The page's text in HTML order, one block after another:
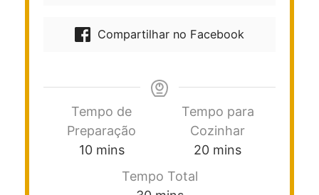
Compartilhar no Facebook
Tempo de
Preparação
10 mins
Tempo para
Cozinhar
20 mins
Tempo Total